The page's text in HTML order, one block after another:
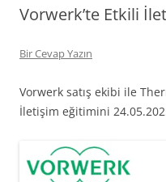
Vorwerk’te Etkili
Bir Cevap Yazın
Vorwerk satış ekibi ile
İletişim eğitimini